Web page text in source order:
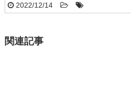
2022/12/14
関連記事